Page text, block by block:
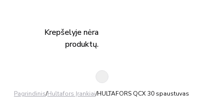
Krepšelyje nėra
produktų.
Pagrindinis/Hultafors Įrankiai/HULTAFORS QCX 30 spaustuvas